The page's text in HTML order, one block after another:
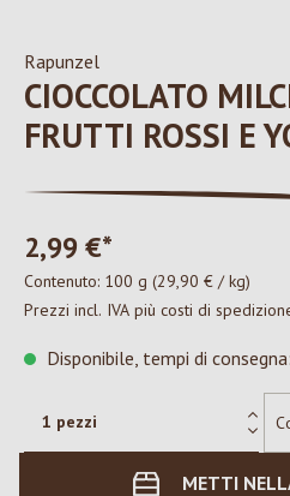
Rapunzel
CIOCCOLATO
FRUTTI ROSSI E
2,99 €*
Contenuto: 100 g (29,90 € / kg)
Prezzi incl. IVA più costi di
Disponibile, tempi di
METTI